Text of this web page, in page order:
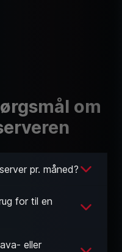
om
pr. måned?
for til en
eller